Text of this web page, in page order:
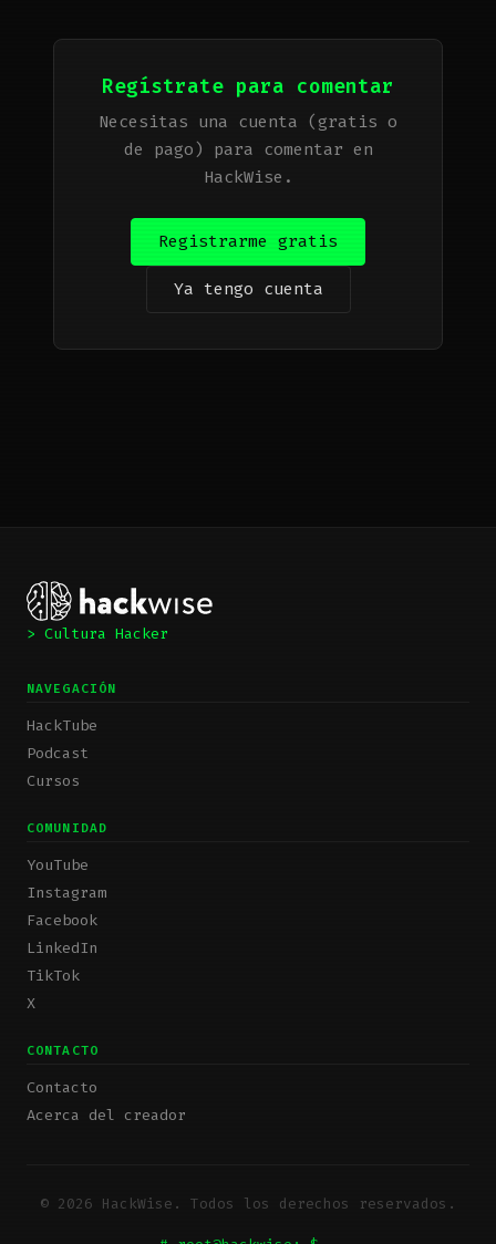
Regístrate para comentar
Necesitas una cuenta (gratis o
de pago) para comentar en
HackWise.
Registrarme gratis
Ya tengo cuenta
> Cultura Hacker
NAVEGACIÓN
HackTube
Podcast
Cursos
COMUNIDAD
YouTube
Instagram
Facebook
LinkedIn
TikTok
X
CONTACTO
Contacto
Acerca del creador
© 2026 HackWise. Todos los derechos reservados.